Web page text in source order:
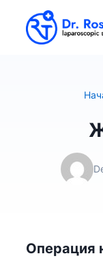
Операция